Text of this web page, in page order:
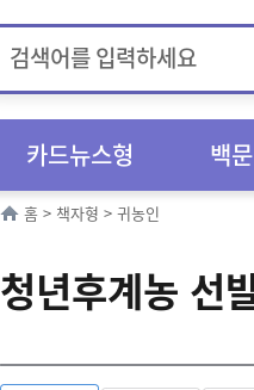
카드뉴스형 백
홈 > 책자형 > 귀농인
청년후계농 선